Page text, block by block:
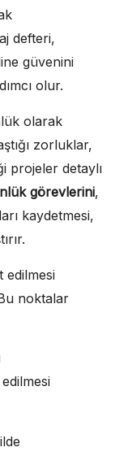
defteri,
güvenini
olur.
olarak
zorluklar,
projeler detaylı
görevlerini,
kaydetmesi,
edilmesi
noktalar